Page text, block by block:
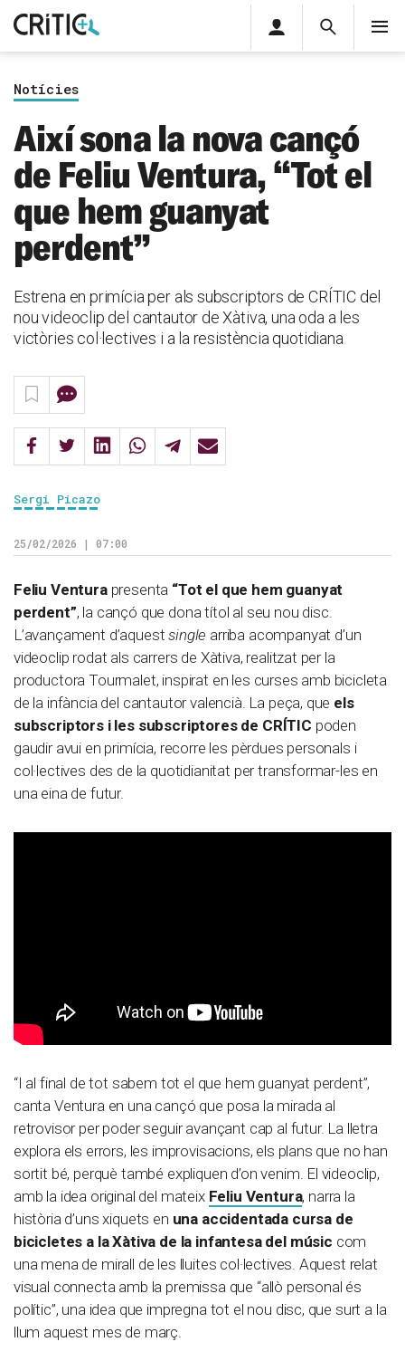
Cerca
privada
Inicia sessió
Notícies
Així sona la nova cançó
de Feliu Ventura, “Tot el
que hem guanyat
perdent”
Estrena en primícia per als subscriptors de CRÍTIC del
nou videoclip del cantautor de Xàtiva, una oda a les
victòries col·lectives i a la resistència quotidiana
Sergi Picazo
25/02/2026 | 07:00
Feliu Venturapresenta “Tot el que hem guanyat
perdent”, la cançó que dona títol al seu nou disc.
L’avançament d’aquestsingle arriba acompanyat d’un
videoclip rodat als carrers de Xàtiva, realitzat per la
productora Tourmalet, inspirat en les curses amb bicicleta
de la infància del cantautor valencià. La peça, que els
subscriptors i les subscriptores de CRÍTIC poden
gaudir avui en primícia, recorre les pèrdues personals i
col·lectives des de la quotidianitat per transformar-les en
una eina de futur.
“I al final de tot sabem tot el que hem guanyat perdent”,
canta Ventura en una cançó que posa la mirada al
retrovisor per poder seguir avançant cap al futur. La lletra
explora els errors, les improvisacions, els plans que no han
sortit bé, perquè també expliquen d’on venim. El videoclip,
amb la idea original del mateix Feliu Ventura, narra la
història d’uns xiquets en una accidentada cursa de
bicicletes a la Xàtiva de la infantesa del músic com
una mena de mirall de les lluites col·lectives. Aquest relat
visual connecta amb la premissa que “allò personal és
polític”, una idea que impregna tot el nou disc, que surt a la
llum aquest mes de març.